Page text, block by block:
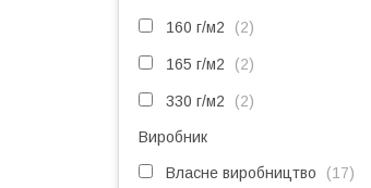
160 г/м2 2
165 г/м2 2
330 г/м2 2
Виробник
Власне виробництво 17